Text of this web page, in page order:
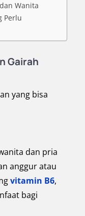
Wanita
Perlu
Gairah
yang bisa
dan pria
anggur atau
vitamin B6,
bagi